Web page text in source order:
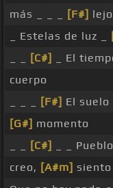
más _ _ _
[F#]
_ Estelas de luz _
[C#]
_ El
cuerpo
[F#] El suelo
[G#] momento
[C#] _ _
creo, [A#m] siento